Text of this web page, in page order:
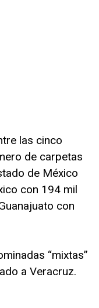
las cinco
de carpetas
de México
con 194 mil
con
“mixtas”
a Veracruz.